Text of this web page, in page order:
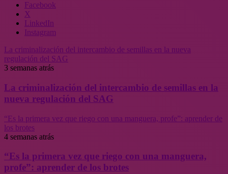
Facebook
X
LinkedIn
Instagram
La criminalización del intercambio de semillas en la nueva
regulación del SAG
3 semanas atrás
La criminalización del intercambio de semillas en la
nueva regulación del SAG
“Es la primera vez que riego con una manguera, profe”: aprender de
los brotes
4 semanas atrás
“Es la primera vez que riego con una manguera,
profe”: aprender de los brotes